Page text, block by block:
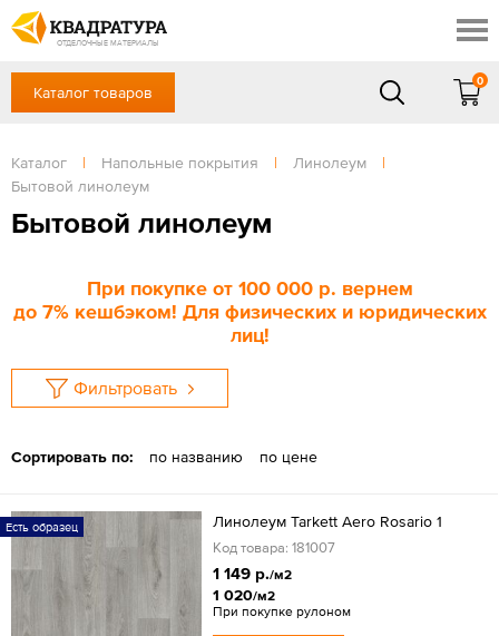
ОТДЕЛОЧНЫЕ МАТЕРИАЛЫ
Профи
Контакты
Доставка и оплата
Выставочный зал
Готовые решения
+7 (383) 209-98-97
Сб, Вс — выходной
ЗАКАЗАТЬ ЗВОНОК
Каталог товаров
0
Каталог | Напольные покрытия | Линолеум
|
Бытовой линолеум
Бытовой линолеум
При покупке от 100 000 р. вернем
до 7% кешбэком! Для физических и юридических
лиц!
Фильтровать
Сортировать по: по названию по цене
Есть образец Линолеум Tarkett Aero Rosario 1
Код товара: 181007
1 149 р./м2
1 020/м2
При покупке рулоном